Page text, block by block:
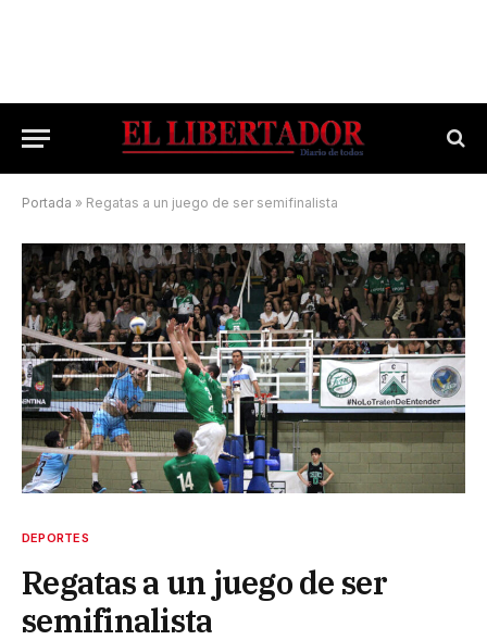
Portada » Regatas a un juego de ser semifinalista
DEPORTES
Regatas a un juego de ser
semifinalista